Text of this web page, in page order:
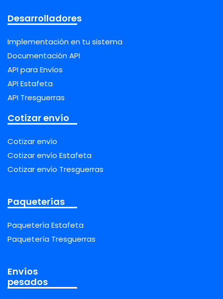
Desarrolladores
Implementación en tu sistema
Documentación API
API para Envíos
API Estafeta
API Tresguerras
Cotizar envío
Cotizar envío
Cotizar envío Estafeta
Cotizar envío Tresguerras
Paqueterías
Paquetería Estafeta
Paquetería Tresguerras
Envíos
pesados